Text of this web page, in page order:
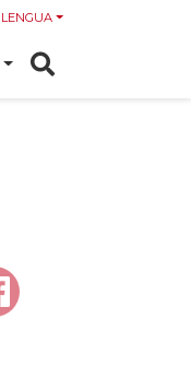
LENGUA